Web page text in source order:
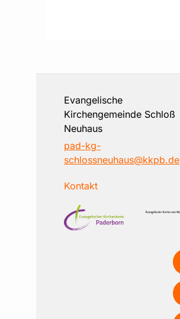
Evangelische
Kirchengemeinde Schloß
Neuhaus
pad-kg-
schlossneuhaus@kkpb.de
Kontakt